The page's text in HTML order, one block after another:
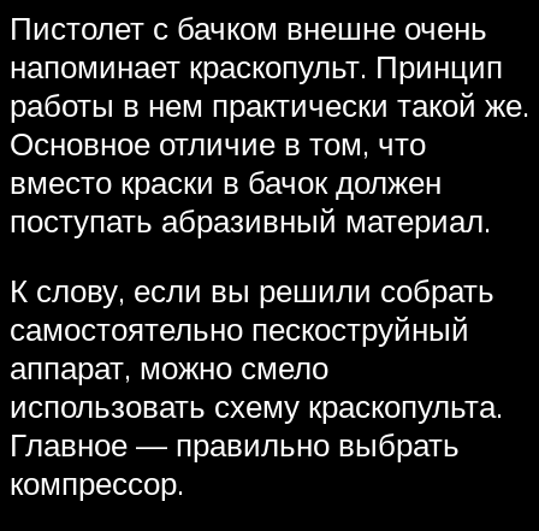
Пистолет с бачком внешне очень
напоминает краскопульт. Принцип
работы в нем практически такой же.
Основное отличие в том, что
вместо краски в бачок должен
поступать абразивный материал.
К слову, если вы решили собрать
самостоятельно пескоструйный
аппарат, можно смело
использовать схему краскопульта.
Главное — правильно выбрать
компрессор.